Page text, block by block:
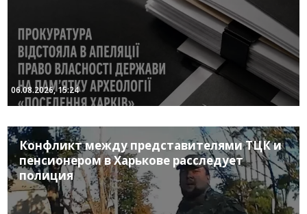
06.08.2026, 15:24
Конфликт между представителями ТЦК и
пенсионером в Харькове расследует
полиция